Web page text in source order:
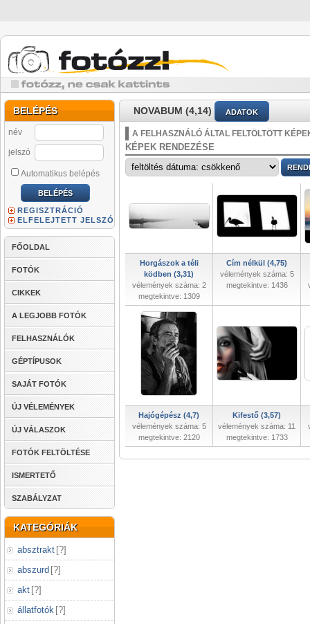
BELÉPÉS
név
jelszó
Automatikus belépés
REGISZTRÁCIÓ
ELFELEJTETT JELSZÓ
FŐOLDAL
FOTÓK
CIKKEK
A LEGJOBB FOTÓK
FELHASZNÁLÓK
GÉPTÍPUSOK
SAJÁT FOTÓK
ÚJ VÉLEMÉNYEK
ÚJ VÁLASZOK
FOTÓK FELTÖLTÉSE
ISMERTETŐ
SZABÁLYZAT
KATEGÓRIÁK
absztrakt [?]
abszurd [?]
akt [?]
állatfotók [?]
NOVABUM (4,14) ADATOK
A FELHASZNÁLÓ ÁLTAL FELTÖLTÖTT
KÉPEK RENDEZÉSE
Horgászok a téli
ködben (3,31)
vélemények száma: 2
megtekintve: 1309
Cím nélkül (4,75)
vélemények száma: 5
megtekintve: 1436
Hajógépész (4,7)
vélemények száma: 5
megtekintve: 2120
Kifestő (3,57)
vélemények száma: 11
megtekintve: 1733